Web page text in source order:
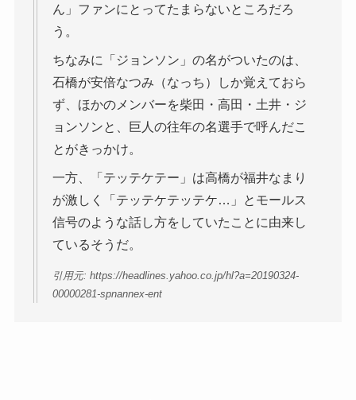
ん」ファンにとってたまらないところだろ
う。
ちなみに「ジョンソン」の名がついたのは、
石橋が安倍なつみ（なっち）しか覚えておら
ず、ほかのメンバーを柴田・高田・土井・ジ
ョンソンと、巨人の往年の名選手で呼んだこ
とがきっかけ。
一方、「テッテケテー」は高橋が福井なまり
が激しく「テッテケテッテケ…」とモールス
信号のような話し方をしていたことに由来し
ているそうだ。
引用元: https://headlines.yahoo.co.jp/hl?a=20190324-
00000281-spnannex-ent